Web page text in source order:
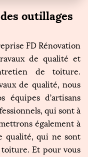
outillages
FD Rénovation
de qualité et
de toiture.
de qualité, nous
équipes d’artisans
qui sont à
également à
qualité, qui ne sont
toiture. Et pour vous